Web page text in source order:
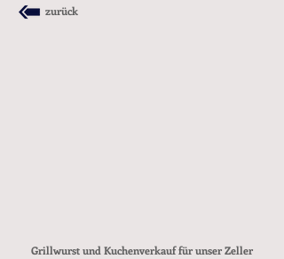
zurück
Grillwurst und Kuchenverkauf für unser Zeller